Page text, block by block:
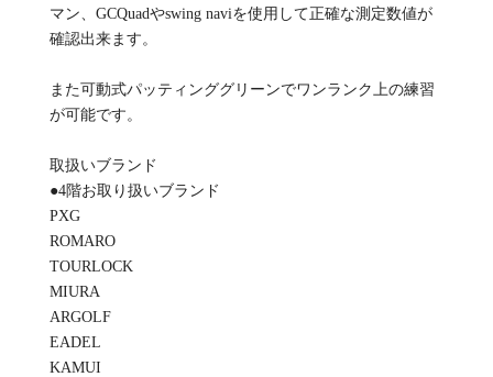
マン、GCQuadやswing naviを使用して正確な測定数値が
確認出来ます。
また可動式パッティンググリーンでワンランク上の練習
が可能です。
取扱いブランド
●4階お取り扱いブランド
PXG
ROMARO
TOURLOCK
MIURA
ARGOLF
EADEL
KAMUI